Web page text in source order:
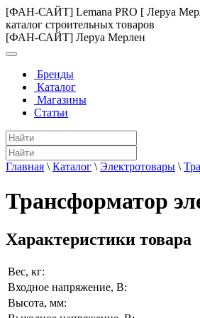
[ФАН-САЙТ] Lemana PRO [ Леруа
каталог строительных товаров
[ФАН-САЙТ] Леруа Мерлен
Бренды
Каталог
Магазины
Статьи
Главная \ Каталог \ Электротовары \
Трансформатор
Характеристики товара
Вес, кг:
Входное напряжение, В:
Высота, мм: